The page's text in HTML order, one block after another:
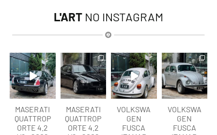
L'ART NO INSTAGRAM
lart.br
Ago 6
MASERATI
QUATTROP
ORTE 4.2
lart.br
Ago 6
MASERATI
QUATTROP
ORTE 4.2
lart.br
Ago 6
VOLKSWA
GEN
FUSCA
lart.br
Ago 6
VOLKSWA
GEN
FUSCA